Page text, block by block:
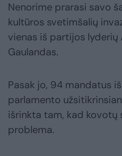
Nenorime prarasi savo
kultūros svetimšalių
vienas iš partijos lyderių
Gaulandas.
Pasak jo, 94 mandatus
parlamento
išrinkta tam, kad kovotų
problema.